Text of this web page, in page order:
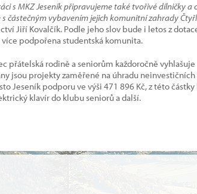
s MKZ Jeseník připravujeme také tvořivé dílničky a
částečným vybavením jejich komunitní zahrady
Jiří Kovalčík. Podle jeho slov bude i letos z
podpořena studentská komunita.
přátelská rodině a seniorům každoročně
jsou projekty zaměřené na úhradu
Jeseník podporu ve výši 471 896 Kč, z této
klavír do klubu seniorů a další.